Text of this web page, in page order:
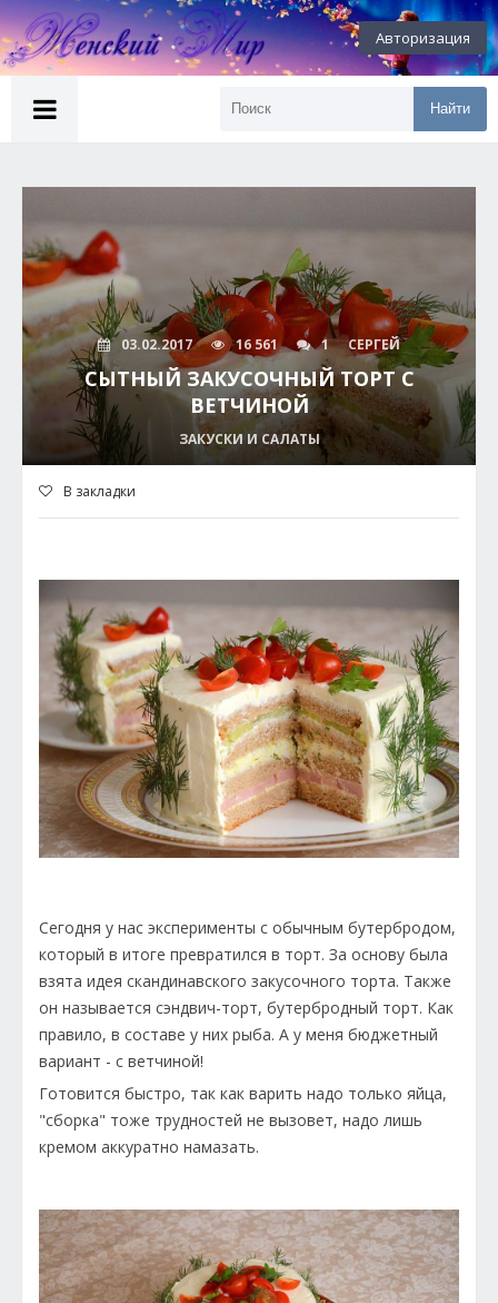
Авторизация
Найти
03.02.2017 16 561 1 СЕРГЕЙ
СЫТНЫЙ ЗАКУСОЧНЫЙ ТОРТ С
ВЕТЧИНОЙ
ЗАКУСКИ И САЛАТЫ
В закладки
Сегодня у нас эксперименты с обычным бутербродом,
который в итоге превратился в торт. За основу была
взята идея скандинавского закусочного торта. Также
он называется сэндвич-торт, бутербродный торт. Как
правило, в составе у них рыба. А у меня бюджетный
вариант - с ветчиной!
Готовится быстро, так как варить надо только яйца,
"сборка" тоже трудностей не вызовет, надо лишь
кремом аккуратно намазать.